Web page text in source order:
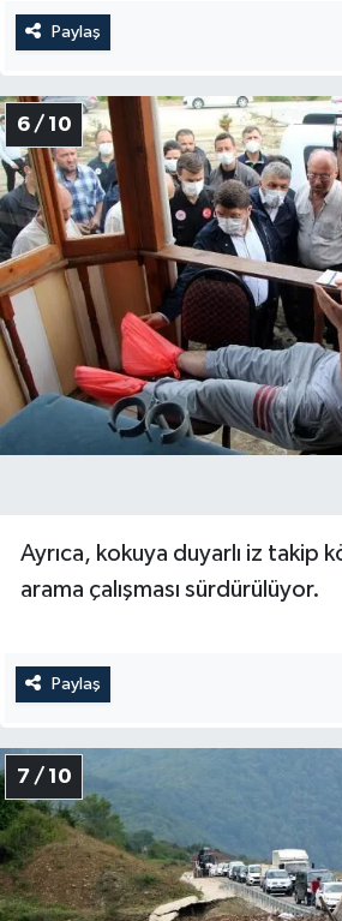
Paylaş
6 / 10
Ayrıca, kokuya duyarlı iz takip
arama çalışması sürdürülüyor.
Paylaş
7 / 10